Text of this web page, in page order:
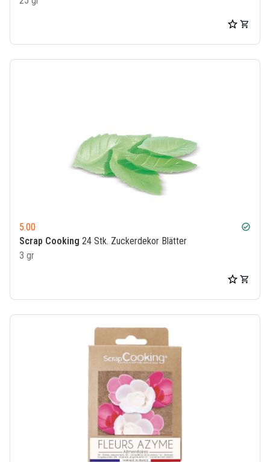
5.00 check_circle
Scrap Cooking 24 Stk. Zuckerdekor Blätter
3 gr